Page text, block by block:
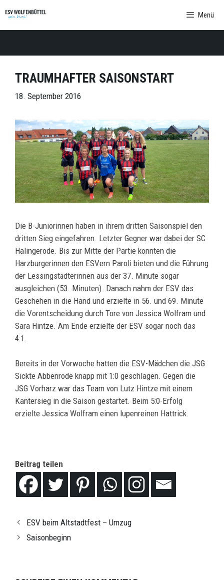
Inhalt
springen
Menü
TRAUMHAFTER SAISONSTART
18. September 2016
Die B-Juniorinnen haben in ihrem dritten Saisonspiel den
dritten Sieg eingefahren. Letzter Gegner war dabei der SC
Halingerode. Bis zur Mitte der Partie konnten die
Harzburgerinnen den ESVern Paroli bieten und die Führung
der Lessingstädterinnen aus der 37. Minute sogar
ausgleichen (53. Minuten). Danach nahm der ESV das
Geschehen in die Hand und erzielte in 56. und 69. Minute
die Vorentscheidung durch Tore von Jessica Wolfram und
Sara Hintze. Am Ende erzielte der ESV sogar noch das
4:1.
Bereits in der Vorwoche hatten die ESV-Mädchen die JSG
Sickte Abbenrode knapp mit 1:0 geschlagen. Gegen die
JSG Vorharz war das Team von Lutz Hintze mit einem
Kantersieg in die Saison gestartet. Beim 5:0-Erfolg
erzielte Jessica Wolfram einen lupenreinen Hattrick.
Beitrag teilen
ESV beim Altstadtfest – Umzug
Saisonbeginn